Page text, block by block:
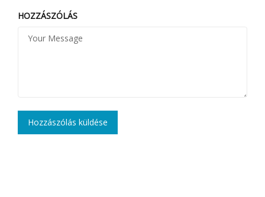
HOZZÁSZÓLÁS